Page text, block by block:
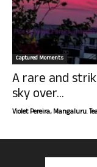
Captured Moments
A rare and
sky over...
Violet Pereira, Mangaluru.